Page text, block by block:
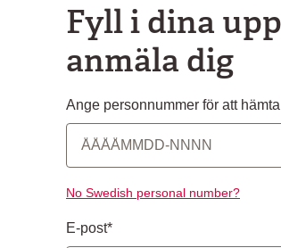
Fyll i dina
anmäla dig
Ange personnummer för att
No Swedish personal number?
E-post*